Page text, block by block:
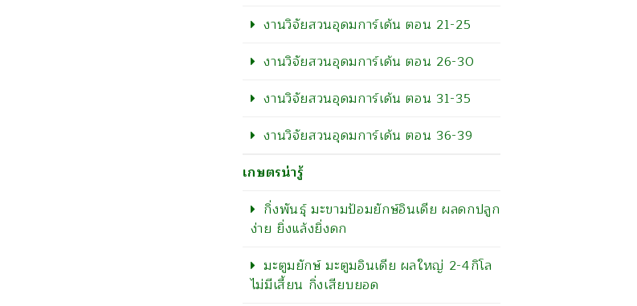
งานวิจัยสวนอุดมการ์เด้น ตอน 21-25
งานวิจัยสวนอุดมการ์เด้น ตอน 26-30
งานวิจัยสวนอุดมการ์เด้น ตอน 31-35
งานวิจัยสวนอุดมการ์เด้น ตอน 36-39
เกษตรน่ารู้
กิ่งพันธุ์ มะขามป้อมยักษ์อินเดีย ผลดกปลูก
ง่าย ยิ่งแล้งยิ่งดก
มะตูมยักษ์ มะตูมอินเดีย ผลใหญ่ 2-4กิโล
ไม่มีเสี้ยน กิ่งเสียบยอด